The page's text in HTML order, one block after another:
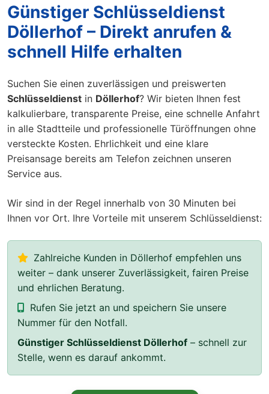
Günstiger Schlüsseldienst
Döllerhof – Direkt anrufen &
schnell Hilfe erhalten
Suchen Sie einen zuverlässigen und preiswerten
Schlüsseldienst in Döllerhof? Wir bieten Ihnen fest
kalkulierbare, transparente Preise, eine schnelle Anfahrt
in alle Stadtteile und professionelle Türöffnungen ohne
versteckte Kosten. Ehrlichkeit und eine klare
Preisansage bereits am Telefon zeichnen unseren
Service aus.
Wir sind in der Regel innerhalb von 30 Minuten bei
Ihnen vor Ort. Ihre Vorteile mit unserem Schlüsseldienst:
Zahlreiche Kunden in Döllerhof empfehlen uns
weiter – dank unserer Zuverlässigkeit, fairen Preise
und ehrlichen Beratung.
Rufen Sie jetzt an und speichern Sie unsere
Nummer für den Notfall.
Günstiger Schlüsseldienst Döllerhof – schnell zur
Stelle, wenn es darauf ankommt.